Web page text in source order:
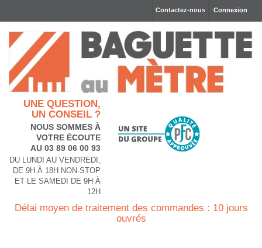
Connexion
Contactez-nous
UNE QUESTION,
UN CONSEIL ?
NOUS SOMMES À
VOTRE ÉCOUTE
AU 03 89 06 00 93
DU LUNDI AU VENDREDI,
DE 9H À 18H NON-STOP
ET LE SAMEDI DE 9H À
12H
Délai moyen de traitement des commandes : 10 jours
ouvrés